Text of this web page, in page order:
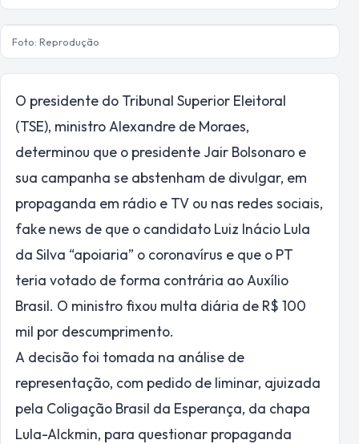
Foto: Reprodução
O presidente do Tribunal Superior Eleitoral
(TSE), ministro Alexandre de Moraes,
determinou que o presidente Jair Bolsonaro e
sua campanha se abstenham de divulgar, em
propaganda em rádio e TV ou nas redes sociais,
fake news de que o candidato Luiz Inácio Lula
da Silva “apoiaria” o coronavírus e que o PT
teria votado de forma contrária ao Auxílio
Brasil. O ministro fixou multa diária de R$ 100
mil por descumprimento.
A decisão foi tomada na análise de
representação, com pedido de liminar, ajuizada
pela Coligação Brasil da Esperança, da chapa
Lula-Alckmin, para questionar propaganda